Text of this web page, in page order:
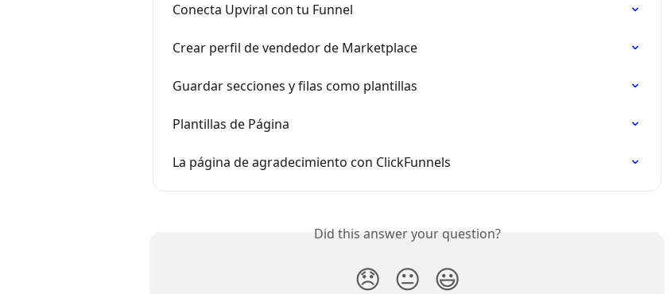
Conecta Upviral con tu Funnel
Crear perfil de vendedor de Marketplace
Guardar secciones y filas como plantillas
Plantillas de Página
La página de agradecimiento con ClickFunnels
Did this answer your question?
😞 😐 😃